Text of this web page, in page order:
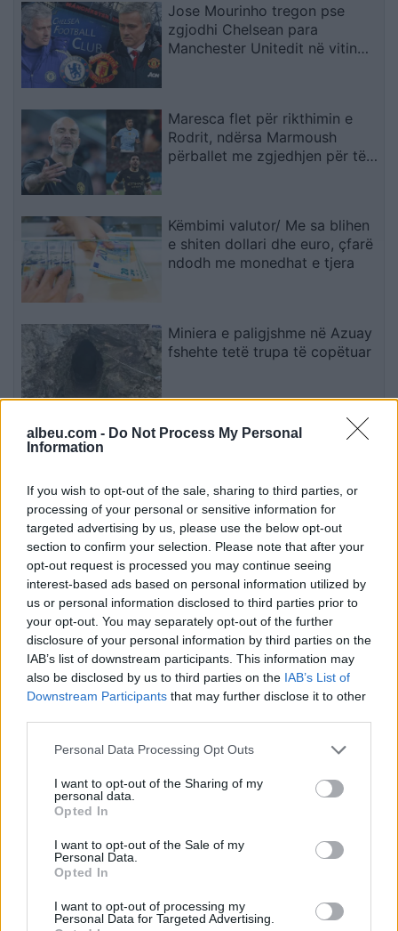
albeu.com - Do Not Process My Personal
Information
If you wish to opt-out of the sale, sharing to third parties, or
processing of your personal or sensitive information for
targeted advertising by us, please use the below opt-out
section to confirm your selection. Please note that after your
opt-out request is processed you may continue seeing
interest-based ads based on personal information utilized by
us or personal information disclosed to third parties prior to
your opt-out. You may separately opt-out of the further
disclosure of your personal information by third parties on the
IAB’s list of downstream participants. This information may
also be disclosed by us to third parties on the IAB’s List of
Downstream Participants that may further disclose it to other
Personal Data Processing Opt Outs
I want to opt-out of the Sharing of my
personal data.
Opted In
I want to opt-out of the Sale of my
Personal Data.
Opted In
I want to opt-out of processing my
Personal Data for Targeted Advertising.
Jose Mourinho tregon pse
zgjodhi Chelsean para
Manchester Unitedit në vitin
Maresca flet për rikthimin e
Rodrit, ndërsa Marmoush
përballet me zgjedhjen për të
Këmbimi valutor/ Me sa blihen
e shiten dollari dhe euro, çfarë
ndodh me monedhat e tjera
Miniera e paligjshme në Azuay
fshehte tetë trupa të copëtuar
Ndahet nga jeta në moshën
Esim for Global
for Turkey|Esim for Germany|Esim for Greece |